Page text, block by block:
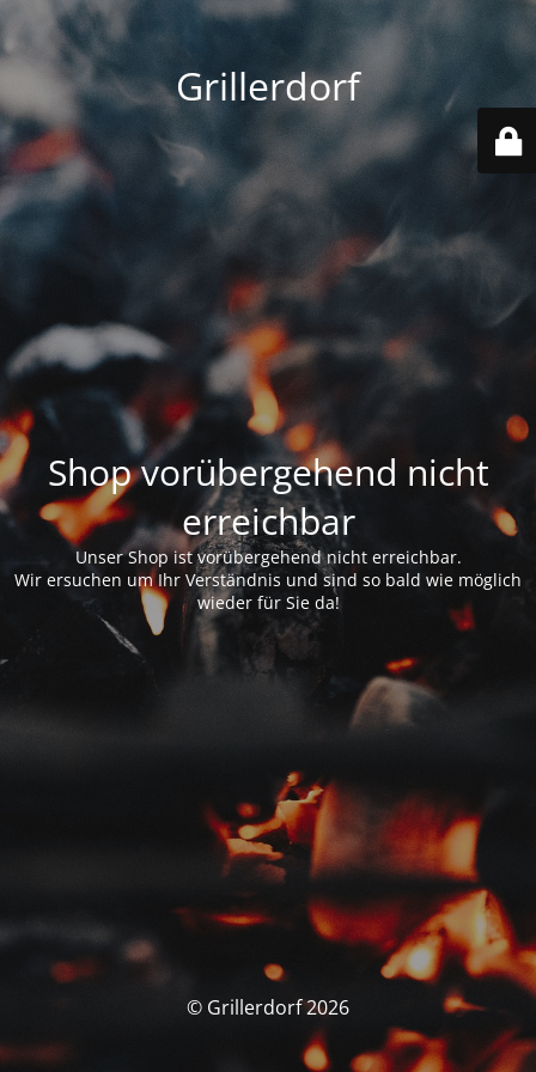
Grillerdorf
Shop vorübergehend nicht
erreichbar
Unser Shop ist vorübergehend nicht erreichbar.
Wir ersuchen um Ihr Verständnis und sind so bald wie möglich
wieder für Sie da!
© Grillerdorf 2026